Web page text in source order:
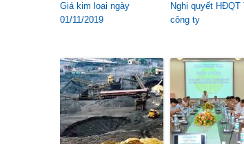
Giá kim loại ngày
01/11/2019
Nghị quyết HĐQT
công ty